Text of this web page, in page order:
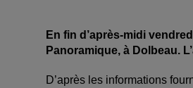
En fin d’après-midi
Panoramique, à Dolbeau.
D’après les informations